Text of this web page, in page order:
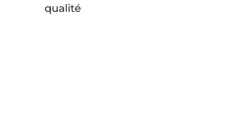
qualité